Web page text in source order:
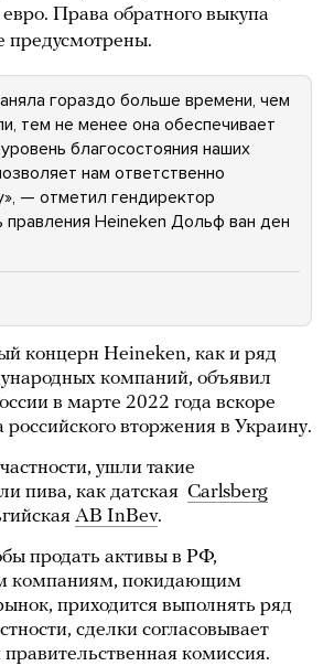
Права обратного выкупа
предусмотрены.
гораздо больше времени, чем
тем не менее она обеспечивает
благосостояния наших
нам ответственно
— отметил гендиректор
правления Heineken Дольф ван ден
концерн Heineken, как и ряд
компаний, объявил
в марте 2022 года вскоре
российского вторжения в Украину.
ушли такие
пива, как датская Carlsberg
AB InBev.
продать активы в РФ,
компаниям, покидающим
приходится выполнять ряд
сделки согласовывает
комиссия.